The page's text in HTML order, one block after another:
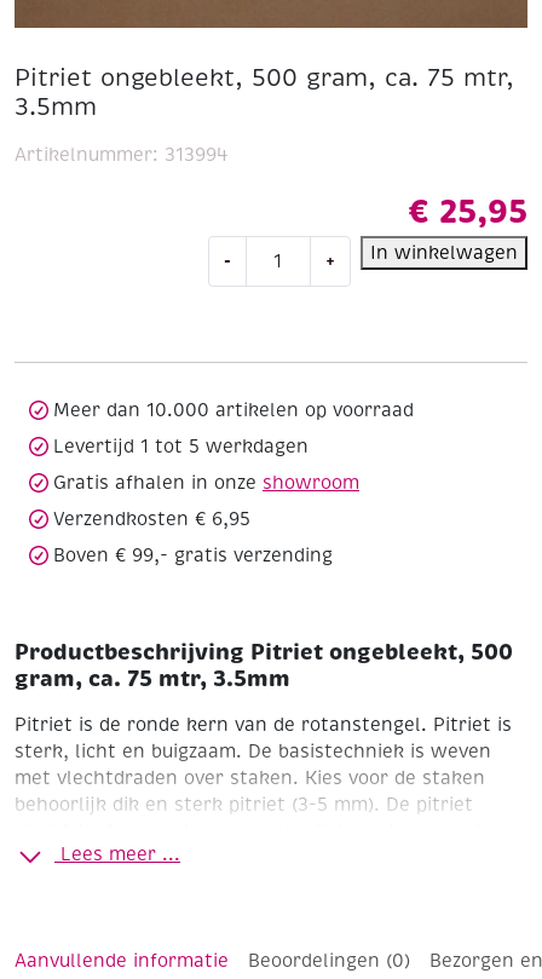
Pitriet ongebleekt, 500 gram, ca. 75 mtr,
3.5mm
€ 25,95
-
ongebleekt,
mtr,
+ In winkelwagen
Artikelnummer: 313994
Meer dan 10.000 artikelen op voorraad
Levertijd 1 tot 5 werkdagen
Gratis afhalen in onze showroom
Verzendkosten € 6,95
Boven € 99,- gratis verzending
Productbeschrijving Pitriet ongebleekt, 500
gram, ca. 75 mtr, 3.5mm
Pitriet is de ronde kern van de rotanstengel. Pitriet is
sterk, licht en buigzaam. De basistechniek is weven
met vlechtdraden over staken. Kies voor de staken
behoorlijk dik en sterk pitriet (3-5 mm). De pitriet
gemaakt, zodat je er makkelijke mee kan vlechten. In
Lees meer ...
Aanvullende informatie Beoordelingen (0) Bezorgen